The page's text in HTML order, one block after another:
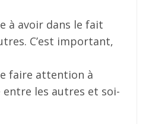
à avoir dans le fait
C’est important,
faire attention à
les autres et soi-